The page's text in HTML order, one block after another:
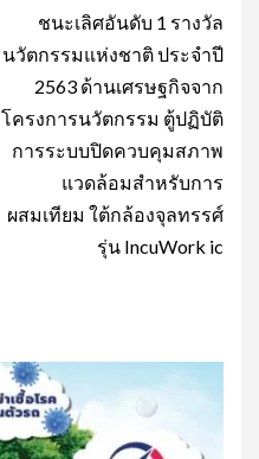
ชนะเลิศอันดับ 1 รางวัล
นวัตกรรมแห่งชาติ ประจำปี
2563 ด้านเศรษฐกิจจาก
โครงการนวัตกรรม ตู้ปฏิบัติ
การระบบปิดควบคุมสภาพ
แวดล้อมสำหรับการ
ผสมเทียม ใต้กล้องจุลทรรศ์
รุ่น IncuWork ic